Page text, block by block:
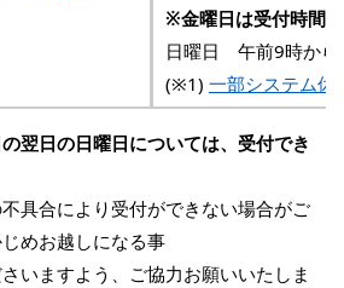
※金曜日は受付時間外
日曜日 午前9時から
(※1) 一部システム休
翌日の日曜日については、受付でき
合により受付ができない場合がご
めお越しになる事
ますよう、ご協力お願いいたしま